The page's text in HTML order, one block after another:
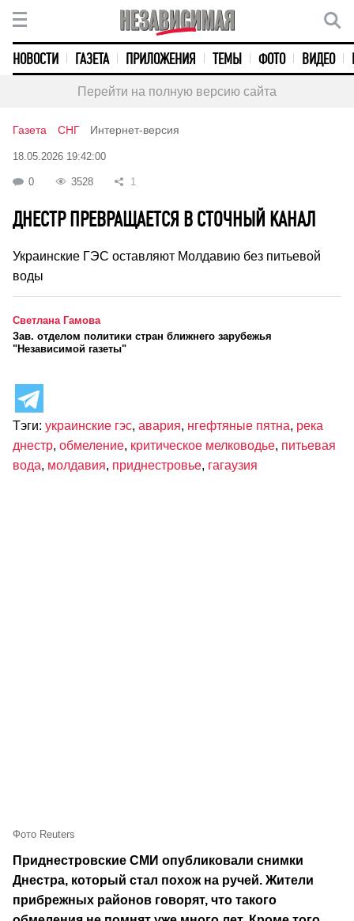
НОВОСТИ ГАЗЕТА ПРИЛОЖЕНИЯ ТЕМЫ ФОТО ВИДЕО
Перейти на полную версию сайта
Газета СНГ Интернет-версия
18.05.2026 19:42:00
0 3528 1
ДНЕСТР ПРЕВРАЩАЕТСЯ В СТОЧНЫЙ КАНАЛ
Украинские ГЭС оставляют Молдавию без питьевой
воды
Светлана Гамова
Зав. отделом политики стран ближнего зарубежья
"Независимой газеты"
Тэги: украинские гэс, авария, нгефтяные пятна, река
днестр, обмеление, критическое мелководье, питьевая
вода, молдавия, приднестровье, гагаузия
Фото Reuters
Приднестровские СМИ опубликовали снимки
Днестра, который стал похож на ручей. Жители
прибрежных районов говорят, что такого